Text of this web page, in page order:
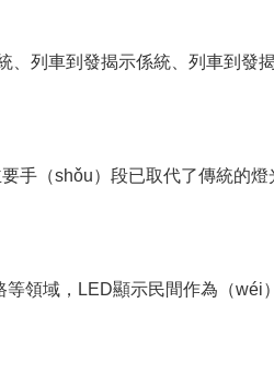
、列車到發揭示係統、列車到
手（shǒu）段已取代了傳統的
領域，LED顯示民間作為（wéi